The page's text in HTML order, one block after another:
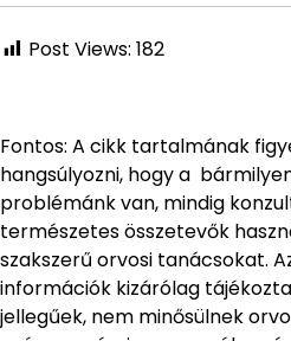
Post Views: 182
Fontos: A cikk tartalmának
hangsúlyozni, hogy a
problémánk van, mindig
természetes összetevők
szakszerű orvosi tanácsokat.
információk kizárólag
jellegűek, nem minősülnek